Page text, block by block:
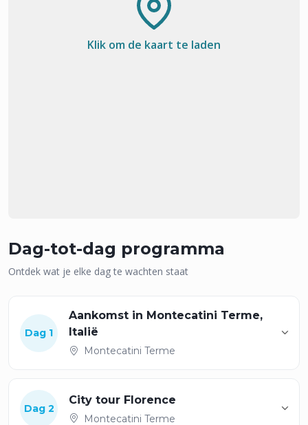
Klik om de kaart te laden
Dag-tot-dag programma
Ontdek wat je elke dag te wachten staat
Dag 1
Aankomst in Montecatini Terme,
Italië
Montecatini Terme
Dag 2
City tour Florence
Montecatini Terme